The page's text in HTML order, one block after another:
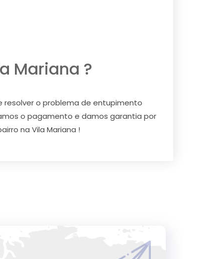
Mariana ?
resolver o problema de entupimento
o pagamento e damos garantia por
na Vila Mariana !